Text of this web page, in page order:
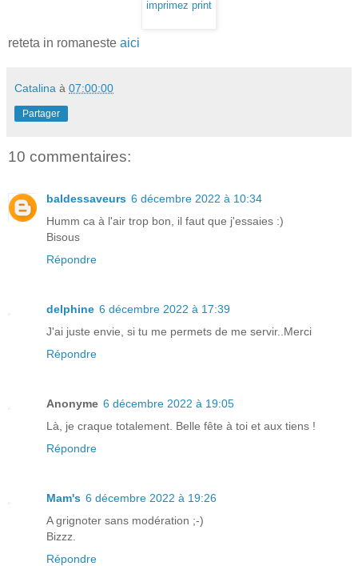
imprimez print
reteta in romaneste aici
Catalina à 07:00:00
Partager
10 commentaires:
baldessaveurs 6 décembre 2022 à 10:34
Humm ca à l'air trop bon, il faut que j'essaies :)
Bisous
Répondre
delphine 6 décembre 2022 à 17:39
J'ai juste envie, si tu me permets de me servir..Merci
Répondre
Anonyme 6 décembre 2022 à 19:05
Là, je craque totalement. Belle fête à toi et aux tiens !
Répondre
Mam's 6 décembre 2022 à 19:26
A grignoter sans modération ;-)
Bizzz.
Répondre